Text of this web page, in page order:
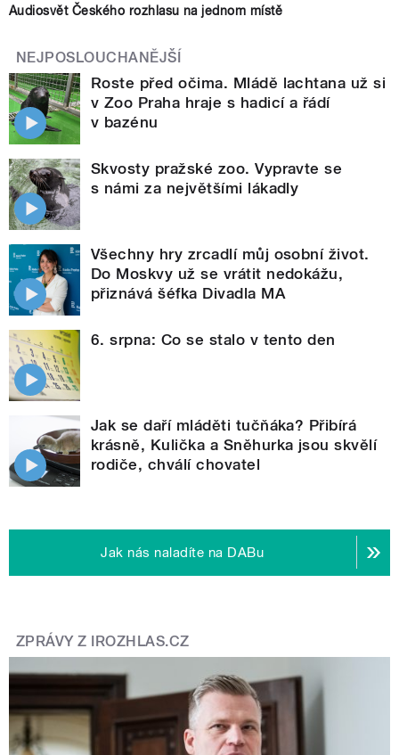
Audiosvět Českého rozhlasu na jednom místě
NEJPOSLOUCHANĚJŠÍ
Roste před očima. Mládě lachtana už si
v Zoo Praha hraje s hadicí a řádí
v bazénu
Skvosty pražské zoo. Vypravte se
s námi za největšími lákadly
Všechny hry zrcadlí můj osobní život.
Do Moskvy už se vrátit nedokážu,
přiznává šéfka Divadla MA
6. srpna: Co se stalo v tento den
Jak se daří mláděti tučňáka? Přibírá
krásně, Kulička a Sněhurka jsou skvělí
rodiče, chválí chovatel
Jak nás naladíte na DABu
ZPRÁVY Z IROZHLAS.CZ